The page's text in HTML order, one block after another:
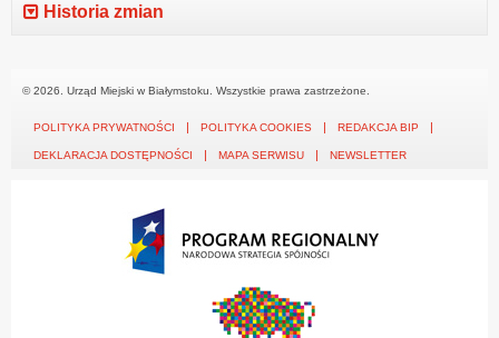
Historia zmian
© 2026. Urząd Miejski w Białymstoku. Wszystkie prawa zastrzeżone.
POLITYKA PRYWATNOŚCI POLITYKA COOKIES REDAKCJA BIP
DEKLARACJA DOSTĘPNOŚCI MAPA SERWISU NEWSLETTER